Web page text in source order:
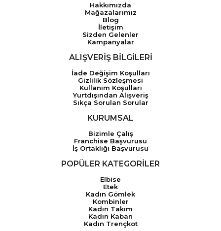
Hakkımızda
Mağazalarımız
Blog
İletişim
Sizden Gelenler
Kampanyalar
ALIŞVERİŞ BİLGİLERİ
İade Değişim Koşulları
Gizlilik Sözleşmesi
Kullanım Koşulları
Yurtdışından Alışveriş
Sıkça Sorulan Sorular
KURUMSAL
Bizimle Çalış
Franchise Başvurusu
İş Ortaklığı Başvurusu
POPÜLER KATEGORİLER
Elbise
Etek
Kadın Gömlek
Kombinler
Kadın Takım
Kadın Kaban
Kadın Trençkot